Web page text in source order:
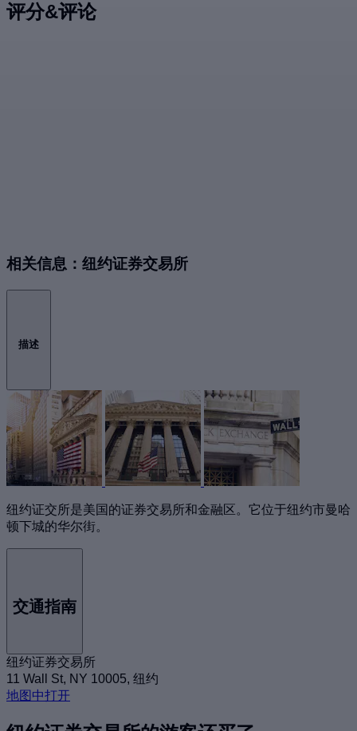
评分&评论
相关信息：纽约证券交易所
描述
纽约证交所是美国的证券交易所和金融区。它位于纽约市曼哈
顿下城的华尔街。
交通指南
纽约证券交易所
11 Wall St, NY 10005, 纽约
地图中打开